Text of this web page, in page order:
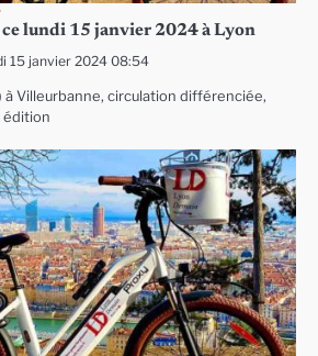
ce lundi 15 janvier 2024 à Lyon
15 janvier 2024 08:54
à Villeurbanne, circulation différenciée,
édition